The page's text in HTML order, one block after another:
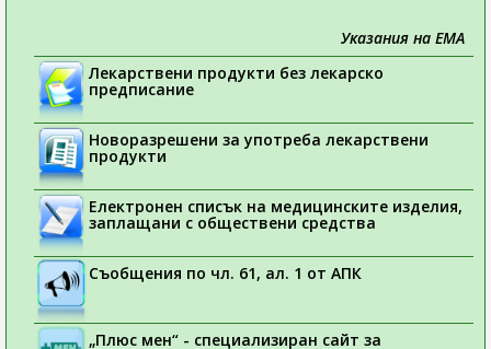
Указания на ЕМА
Лекарствени продукти без лекарско
предписание
Новоразрешени за употреба лекарствени
продукти
Електронен списък на медицинските изделия,
заплащани с обществени средства
Съобщения по чл. 61, ал. 1 от АПК
„Плюс мен“ - специализиран сайт за